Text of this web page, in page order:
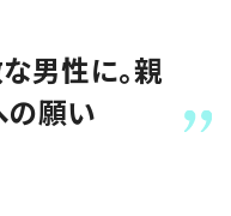
男性に。親
願い